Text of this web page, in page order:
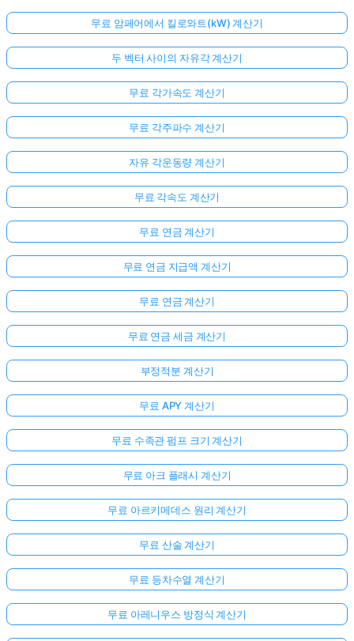
무료 암페어에서 킬로와트(kW) 계산기
두 벡터 사이의 자유각 계산기
무료 각가속도 계산기
무료 각주파수 계산기
자유 각운동량 계산기
무료 각속도 계산기
무료 연금 계산기
무료 연금 지급액 계산기
무료 연금 계산기
무료 연금 세금 계산기
부정적분 계산기
무료 APY 계산기
무료 수족관 펌프 크기 계산기
무료 아크 플래시 계산기
무료 아르키메데스 원리 계산기
무료 산술 계산기
무료 등차수열 계산기
무료 아레니우스 방정식 계산기